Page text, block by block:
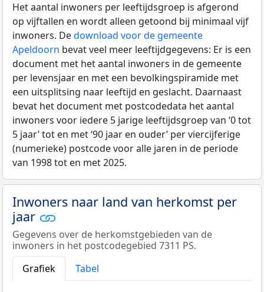
Het aantal inwoners per leeftijdsgroep is afgerond
op vijftallen en wordt alleen getoond bij minimaal vijf
inwoners. Dedownload voor de gemeente
Apeldoorn bevat veel meer leeftijdgegevens: Er is een
document met het aantal inwoners in de gemeente
per levensjaar en met een bevolkingspiramide met
een uitsplitsing naar leeftijd en geslacht. Daarnaast
bevat het document met postcodedata het aantal
inwoners voor iedere 5 jarige leeftijdsgroep van ‘0 tot
5 jaar’ tot en met ‘90 jaar en ouder’ per viercijferige
(numerieke) postcode voor alle jaren in de periode
van 1998 tot en met 2025.
Inwoners naar land van herkomst per
jaar
Gegevens over de herkomstgebieden van de
inwoners in het postcodegebied 7311 PS.
Grafiek
Tabel